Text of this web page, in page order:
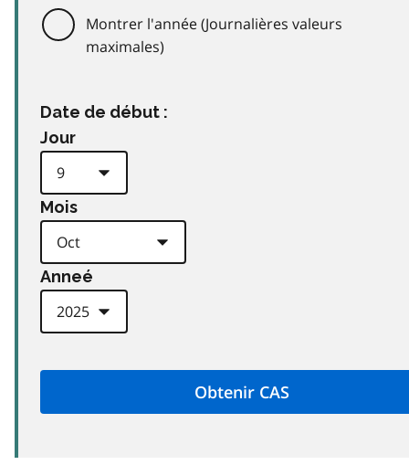
Montrer l'année (Journalières valeurs
maximales)
Date de début :
Jour
Mois
Anneé